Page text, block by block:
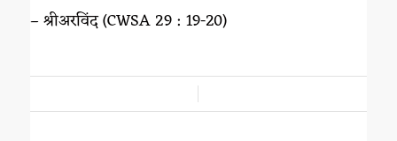
– श्रीअरविंद (CWSA 29 : 19-20)